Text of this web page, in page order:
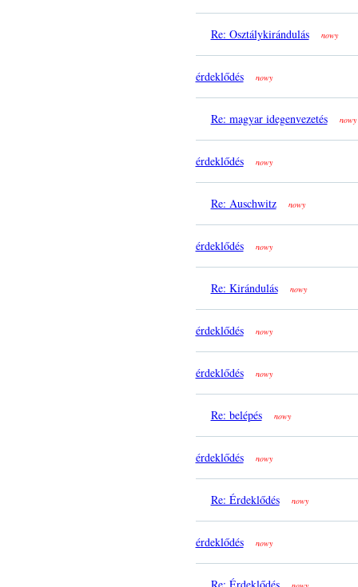
Re: Osztálykirándulás nowy
érdeklődés nowy
Re: magyar idegenvezetés nowy
érdeklődés nowy
Re: Auschwitz nowy
érdeklődés nowy
Re: Kirándulás nowy
érdeklődés nowy
érdeklődés nowy
Re: belépés nowy
érdeklődés nowy
Re: Érdeklődés nowy
érdeklődés nowy